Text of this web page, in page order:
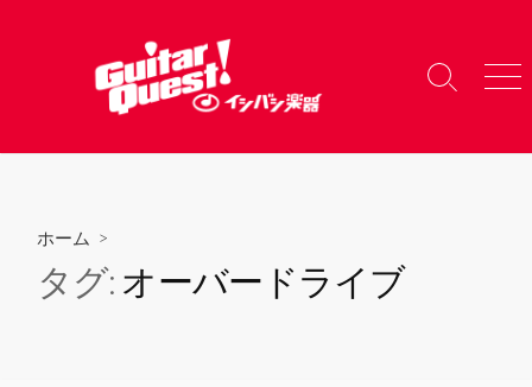
へ
検
り
メ
ー
ホーム >
タグ: オーバードライブ